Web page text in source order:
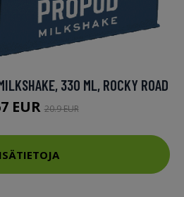
330 ML, ROCKY ROAD
EUR20.9 EUR